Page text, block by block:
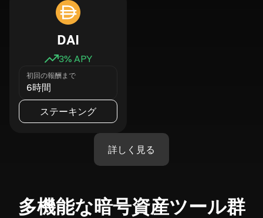
DAI
3% APY
初回の報酬まで
6時間
ステーキング
詳しく見る
多機能な暗号資産ツール群